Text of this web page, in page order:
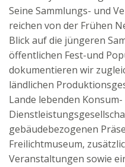
Seine Sammlungs- und
reichen von der Frühen
Blick auf die jüngeren
öffentlichen Fest-und
dokumentieren wir
ländlichen
Lande lebenden Konsum-
gebäudebezogenen
Freilichtmuseum,
Veranstaltungen sowie